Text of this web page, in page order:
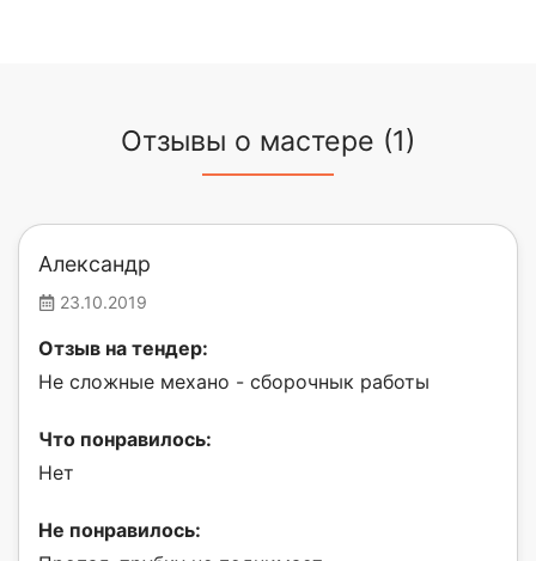
Отзывы о мастере (1)
Александр
23.10.2019
Отзыв на тендер:
Не сложные механо - сборочнык работы
Что понравилось:
Нет
Не понравилось: